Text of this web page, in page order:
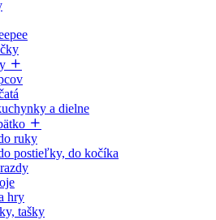
a dielne
ruky
postieľky, do kočíka
hry
tašky